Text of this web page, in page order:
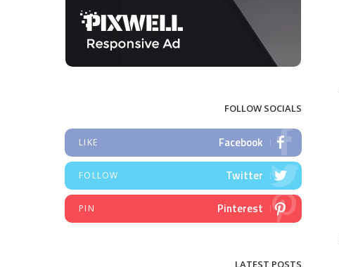
FOLLOW SOCIALS
Facebook
LIKE
Twitter
FOLLOW
Pinterest
PIN
LATEST POSTS